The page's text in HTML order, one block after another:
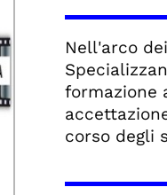
Nell'arco
formazione
corso degli